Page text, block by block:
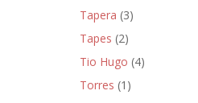
Tapera (3)
Tapes (2)
Tio Hugo (4)
Torres (1)